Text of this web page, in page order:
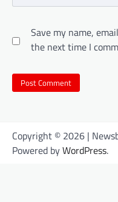
Save my name,
the next time I
Copyright © 2026 |
Powered byWordPress.